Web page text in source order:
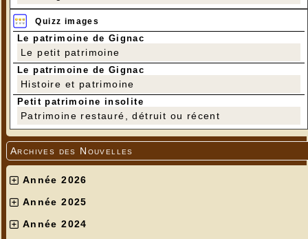
Quizz images
Le patrimoine de Gignac
Le petit patrimoine
Le patrimoine de Gignac
Histoire et patrimoine
Petit patrimoine insolite
Patrimoine restauré, détruit ou récent
Archives des Nouvelles
Année 2026
Année 2025
Année 2024